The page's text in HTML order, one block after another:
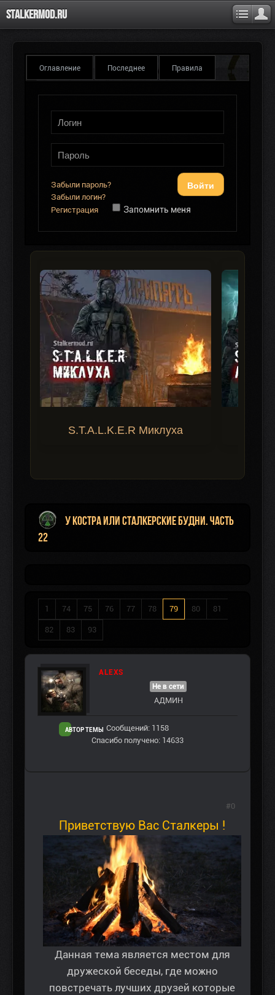
Stalkermod.ru
Оглавление Последнее Правила
Войти
Забыли пароль?
Забыли логин?
Регистрация
Запомнить меня
S.T.A.L.K.E.R Миклуха
У Костра или Сталкерские будни. Часть
22
1 74 75 76 77 78 79 80 81
82 83 93
ALEXS
АВТОР ТЕМЫ
Не в сети
АДМИН
Сообщений: 1158
Спасибо получено: 14633
Приветствую Вас Сталкеры !
Данная тема является местом для
дружеской беседы, где можно
повстречать лучших друзей которые
#0